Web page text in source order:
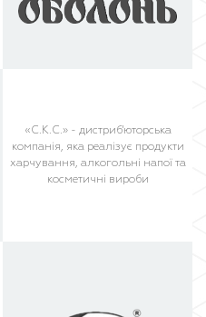
«С.К.С.» - дистриб'юторська
компанія, яка реалізує продукти
харчування, алкогольні напої та
косметичні вироби